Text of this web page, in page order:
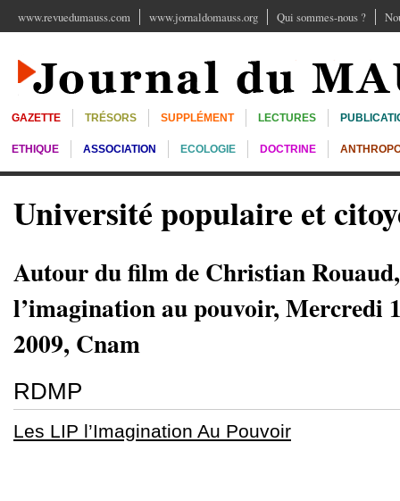
www.revuedumauss.com www.jornaldomauss.org Qui sommes-nous ?
GAZETTE TRÉSORS SUPPLÉMENT LECTURES
ETHIQUE ASSOCIATION ECOLOGIE DOCTRINE
Université populaire et
Autour du film de Christian
l’imagination au pouvoir, Mercredi
2009, Cnam
RDMP
Les LIP l’Imagination Au Pouvoir